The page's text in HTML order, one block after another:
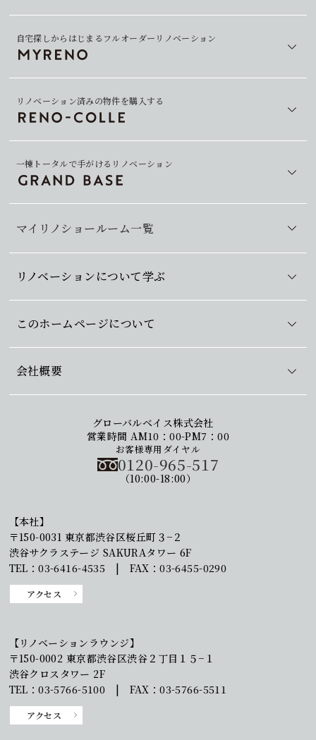
自宅探しからはじまるフルオーダーリノベーション
マイリノショールーム一覧
リノベーション済みの物件を購入する
一棟トータルで手がけるリノベーション
リノベーションについて学ぶ
このホームページについて
会社概要
グローバルベイス株式会社
営業時間 AM10：00-PM7：00
お客様専用ダイヤル
0120-965-517
（10:00-18:00）
【本社】
〒150-0031 東京都渋谷区桜丘町３−２
渋谷サクラステージ SAKURAタワー 6F
TEL：03-6416-4535 | FAX：03-6455-0290
アクセス
【リノベーションラウンジ】
〒150-0002 東京都渋谷区渋谷２丁目１５−１
渋谷クロスタワー 2F
TEL：03-5766-5100 | FAX：03-5766-5511
アクセス